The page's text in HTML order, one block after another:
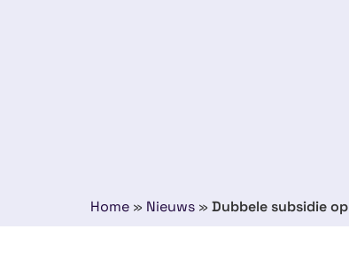
Home » Nieuws » Dubbele subsidie